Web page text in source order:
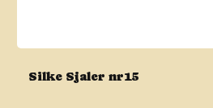
Silke Sjaler nr15